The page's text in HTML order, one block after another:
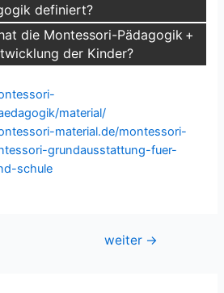
definiert?
die Montessori-Pädagogik
der Kinder?
material/
material.de/montessori-
grundausstattung-fuer-
schule
weiter →